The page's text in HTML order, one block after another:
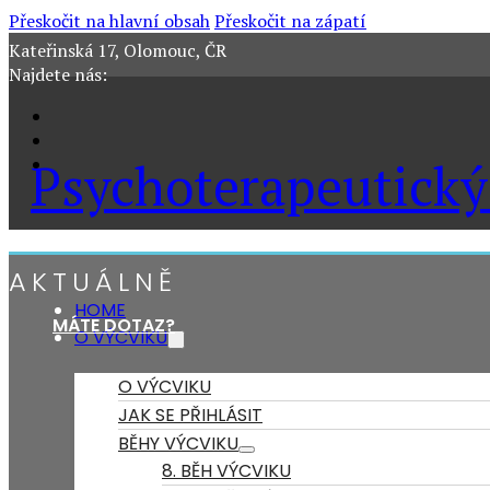
Přeskočit na hlavní obsahPřeskočit na zápatí
Kateřinská 17, Olomouc, ČR
Najdete nás:
HOME
O VÝCVIKU
O VÝCVIKU
JAK SE PŘIHLÁSIT
BĚHY VÝCVIKU
8. BĚH VÝCVIKU
MÁTE DOTAZ?
AKTUÁLNĚ